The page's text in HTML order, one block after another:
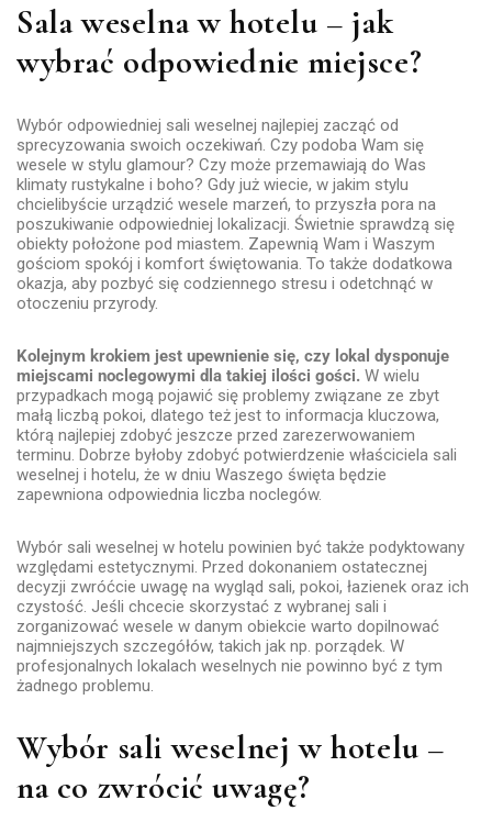
Sala weselna w hotelu – jak
wybrać odpowiednie miejsce?
Wybór odpowiedniej sali weselnej najlepiej zacząć od
sprecyzowania swoich oczekiwań. Czy podoba Wam się
wesele w stylu glamour? Czy może przemawiają do Was
klimaty rustykalne i boho? Gdy już wiecie, w jakim stylu
chcielibyście urządzić wesele marzeń, to przyszła pora na
poszukiwanie odpowiedniej lokalizacji. Świetnie sprawdzą się
obiekty położone pod miastem. Zapewnią Wam i Waszym
gościom spokój i komfort świętowania. To także dodatkowa
okazja, aby pozbyć się codziennego stresu i odetchnąć w
otoczeniu przyrody.
Kolejnym krokiem jest upewnienie się, czy lokal dysponuje
miejscami noclegowymi dla takiej ilości gości. W wielu
przypadkach mogą pojawić się problemy związane ze zbyt
małą liczbą pokoi, dlatego też jest to informacja kluczowa,
którą najlepiej zdobyć jeszcze przed zarezerwowaniem
terminu. Dobrze byłoby zdobyć potwierdzenie właściciela sali
weselnej i hotelu, że w dniu Waszego święta będzie
zapewniona odpowiednia liczba noclegów.
Wybór sali weselnej w hotelu powinien być także podyktowany
względami estetycznymi. Przed dokonaniem ostatecznej
decyzji zwróćcie uwagę na wygląd sali, pokoi, łazienek oraz ich
czystość. Jeśli chcecie skorzystać z wybranej sali i
zorganizować wesele w danym obiekcie warto dopilnować
najmniejszych szczegółów, takich jak np. porządek. W
profesjonalnych lokalach weselnych nie powinno być z tym
żadnego problemu.
Wybór sali weselnej w hotelu –
na co zwrócić uwagę?